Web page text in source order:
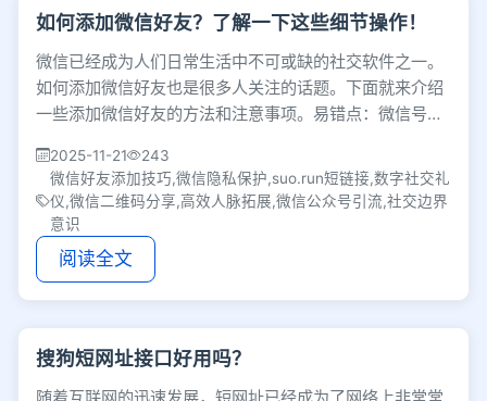
如何添加微信好友？了解一下这些细节操作！
微信已经成为人们日常生活中不可或缺的社交软件之一。
如何添加微信好友也是很多人关注的话题。下面就来介绍
一些添加微信好友的方法和注意事项。易错点：微信号不
2025-11-21
243
微信好友添加技巧,微信隐私保护,suo.run短链接,数字社交礼
仪,微信二维码分享,高效人脉拓展,微信公众号引流,社交边界
意识
阅读全文
搜狗短网址接口好用吗？